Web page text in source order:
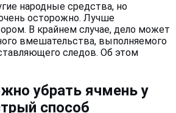
народные средства, но
осторожно. Лучше
В крайнем случае, дело может
вмешательства, выполняемого
следов. Об этом
убрать ячмень у
способ